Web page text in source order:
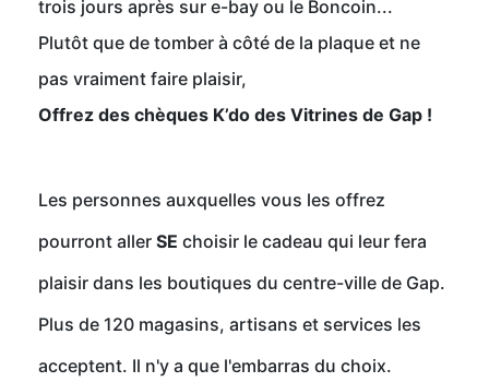
trois jours après sur e-bay ou le Boncoin...
Plutôt que de tomber à côté de la plaque et ne
pas vraiment faire plaisir,
Offrez des chèques K’do des Vitrines de Gap !
Les personnes auxquelles vous les offrez
pourront aller SE choisir le cadeau qui leur fera
plaisir dans les boutiques du centre-ville de Gap.
Plus de 120 magasins, artisans et services les
acceptent. Il n'y a que l'embarras du choix.